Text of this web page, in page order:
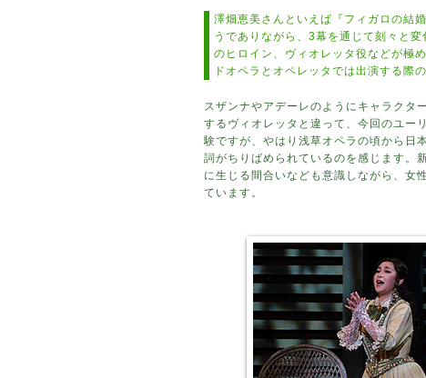
澤畑恵美さんといえば『フィガロの結
うでありながら、3幕を通じて刻々と
のヒロイン、ヴィオレッタ役などが極
ドオペラとオペレッタでは出演する際
スザンナやアデーレのようにキャラクタ
するヴィオレッタと違って、今回のユー
験ですが、やはり浅草オペラの頃から日
詞がちりばめられているのを感じます。
に生じる間合いなども意識しながら、女
ています。